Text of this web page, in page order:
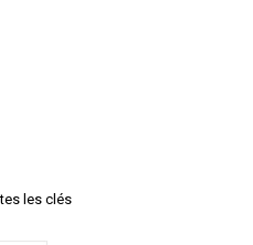
les clés